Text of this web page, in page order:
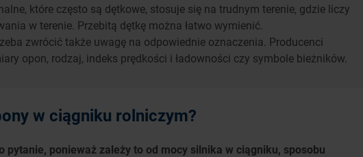
które często są dętkowe, stosuje się na trudnym terenie, gdzie liczy
w terenie. Przebitą dętkę można łatwo wymienić.
zwrócić także uwagę na odpowiednie oznaczenia. Producenci
opon, rodzaj, indeks prędkości i ładowności czy symbole bieżników.
w ciągniku rolniczym?
pytanie, ponieważ zależy to od mocy silnika w ciągniku, sposobu